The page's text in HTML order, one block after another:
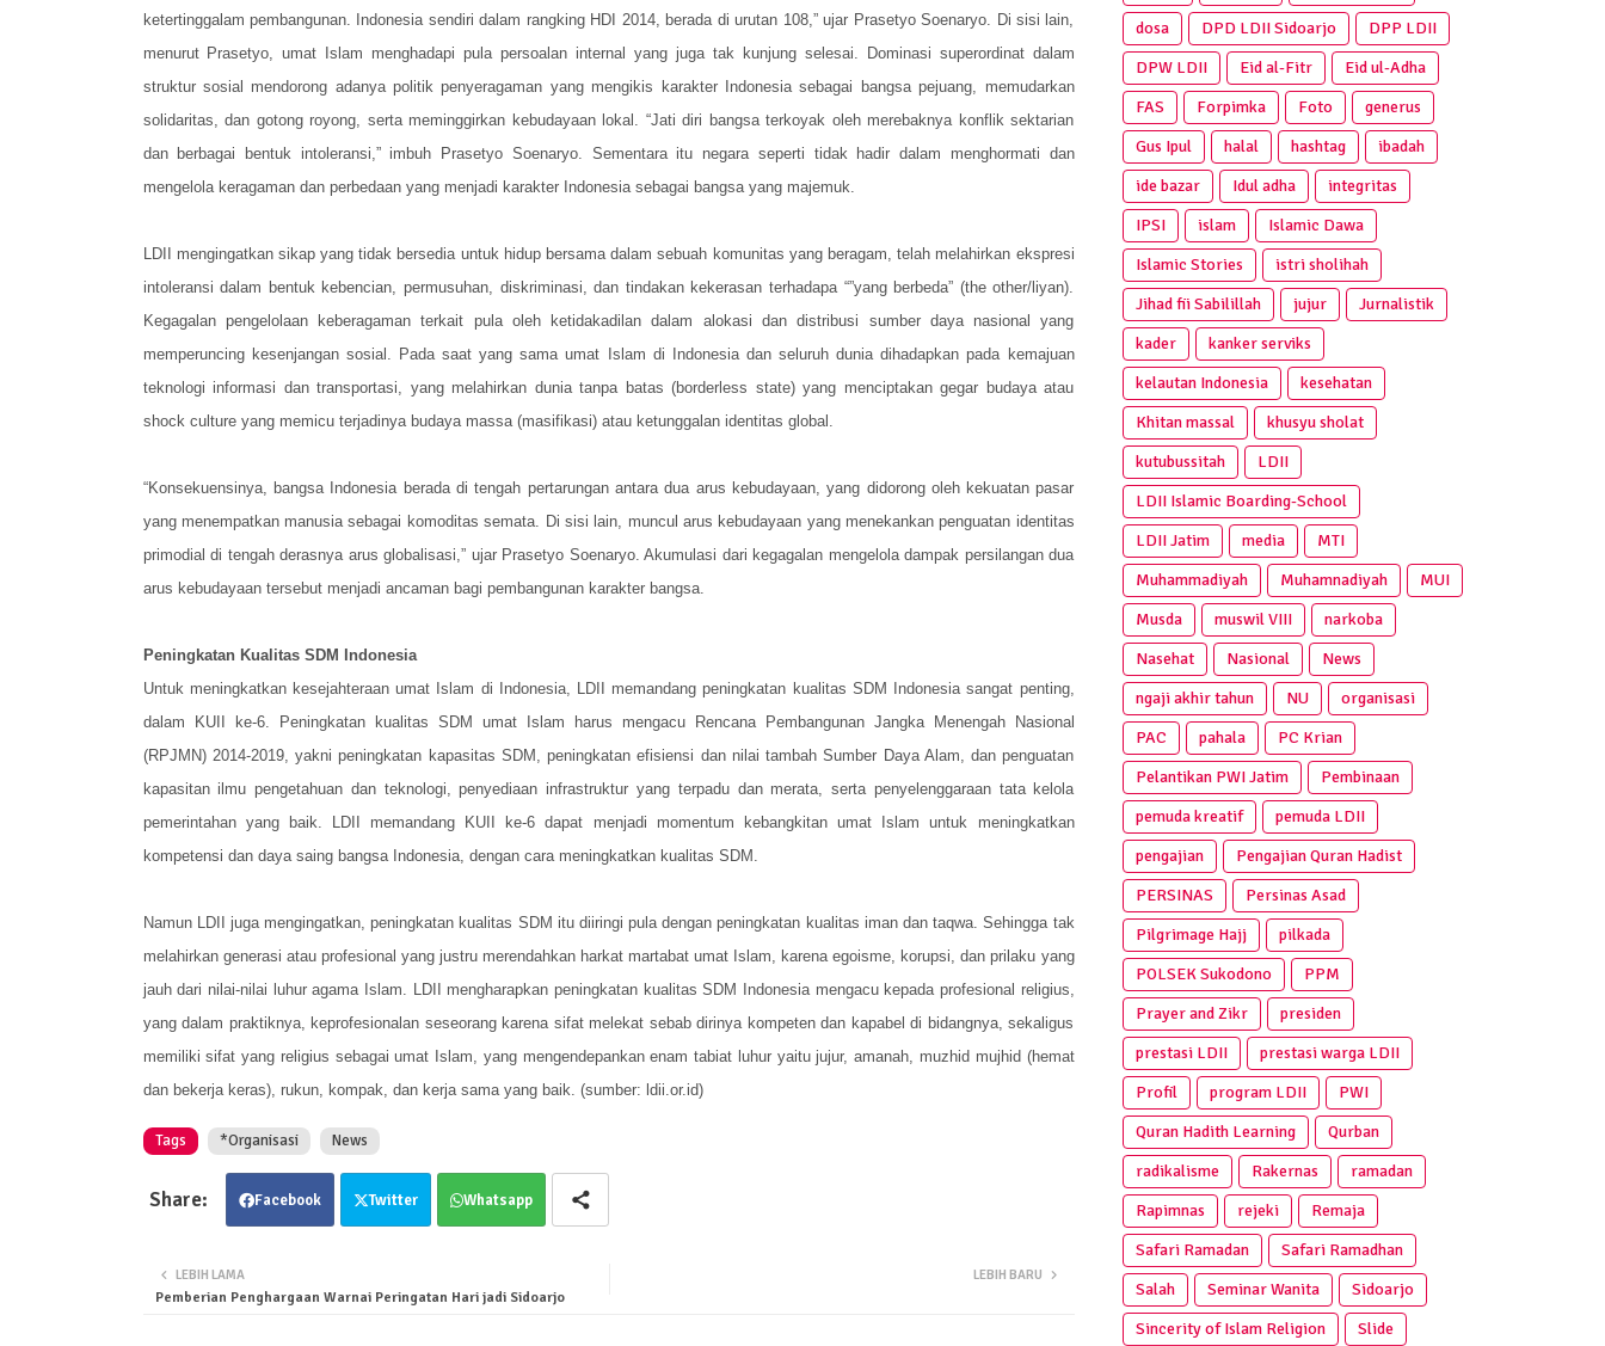
ketertinggalam pembangunan. Indonesia sendiri dalam rangking HDI 2014, berada di urutan 108,” ujar Prasetyo Soenaryo. Di sisi lain,
menurut Prasetyo, umat Islam menghadapi pula persoalan internal yang juga tak kunjung selesai. Dominasi superordinat dalam
struktur sosial mendorong adanya politik penyeragaman yang mengikis karakter Indonesia sebagai bangsa pejuang, memudarkan
solidaritas, dan gotong royong, serta meminggirkan kebudayaan lokal. “Jati diri bangsa terkoyak oleh merebaknya konflik sektarian
dan berbagai bentuk intoleransi,” imbuh Prasetyo Soenaryo. Sementara itu negara seperti tidak hadir dalam menghormati dan
mengelola keragaman dan perbedaan yang menjadi karakter Indonesia sebagai bangsa yang majemuk.
LDII mengingatkan sikap yang tidak bersedia untuk hidup bersama dalam sebuah komunitas yang beragam, telah melahirkan ekspresi
intoleransi dalam bentuk kebencian, permusuhan, diskriminasi, dan tindakan kekerasan terhadapa “”yang berbeda” (the other/liyan).
Kegagalan pengelolaan keberagaman terkait pula oleh ketidakadilan dalam alokasi dan distribusi sumber daya nasional yang
memperuncing kesenjangan sosial. Pada saat yang sama umat Islam di Indonesia dan seluruh dunia dihadapkan pada kemajuan
teknologi informasi dan transportasi, yang melahirkan dunia tanpa batas (borderless state) yang menciptakan gegar budaya atau
shock culture yang memicu terjadinya budaya massa (masifikasi) atau ketunggalan identitas global.
“Konsekuensinya, bangsa Indonesia berada di tengah pertarungan antara dua arus kebudayaan, yang didorong oleh kekuatan pasar
yang menempatkan manusia sebagai komoditas semata. Di sisi lain, muncul arus kebudayaan yang menekankan penguatan identitas
primodial di tengah derasnya arus globalisasi,” ujar Prasetyo Soenaryo. Akumulasi dari kegagalan mengelola dampak persilangan dua
arus kebudayaan tersebut menjadi ancaman bagi pembangunan karakter bangsa.
Peningkatan Kualitas SDM Indonesia
Untuk meningkatkan kesejahteraan umat Islam di Indonesia, LDII memandang peningkatan kualitas SDM Indonesia sangat penting,
dalam KUII ke-6. Peningkatan kualitas SDM umat Islam harus mengacu Rencana Pembangunan Jangka Menengah Nasional
(RPJMN) 2014-2019, yakni peningkatan kapasitas SDM, peningkatan efisiensi dan nilai tambah Sumber Daya Alam, dan penguatan
kapasitan ilmu pengetahuan dan teknologi, penyediaan infrastruktur yang terpadu dan merata, serta penyelenggaraan tata kelola
pemerintahan yang baik. LDII memandang KUII ke-6 dapat menjadi momentum kebangkitan umat Islam untuk meningkatkan
kompetensi dan daya saing bangsa Indonesia, dengan cara meningkatkan kualitas SDM.
Namun LDII juga mengingatkan, peningkatan kualitas SDM itu diiringi pula dengan peningkatan kualitas iman dan taqwa. Sehingga tak
melahirkan generasi atau profesional yang justru merendahkan harkat martabat umat Islam, karena egoisme, korupsi, dan prilaku yang
jauh dari nilai-nilai luhur agama Islam. LDII mengharapkan peningkatan kualitas SDM Indonesia mengacu kepada profesional religius,
yang dalam praktiknya, keprofesionalan seseorang karena sifat melekat sebab dirinya kompeten dan kapabel di bidangnya, sekaligus
memiliki sifat yang religius sebagai umat Islam, yang mengendepankan enam tabiat luhur yaitu jujur, amanah, muzhid mujhid (hemat
dan bekerja keras), rukun, kompak, dan kerja sama yang baik. (sumber: ldii.or.id)
Tags *Organisasi News
Facebook Twitter Whatsapp
LEBIH BARU
LEBIH LAMA
Pemberian Penghargaan Warnai Peringatan Hari jadi Sidoarjo
dosa
DPD LDII Sidoarjo
DPP LDII
DPW LDII
Eid al-Fitr
Eid ul-Adha
FAS
Forpimka Foto
generus
Gus Ipul
halal hashtag
ibadah
ide bazar
Idul adha
integritas
IPSI
islam
Islamic Dawa
Islamic Stories
istri sholihah
Jihad fii Sabilillah
jujur
Jurnalistik
kader
kanker serviks
kelautan Indonesia
kesehatan
Khitan massal
khusyu sholat
kutubussitah
LDII
LDII Islamic Boarding-School
LDII Jatim
media
MTI
Muhammadiyah
Muhamnadiyah
MUI
Musda
muswil VIII
narkoba
Nasehat
Nasional
News
ngaji akhir tahun
NU
organisasi
PAC
pahala
PC Krian
Pelantikan PWI Jatim
Pembinaan
pemuda kreatif
pemuda LDII
pengajian
Pengajian Quran Hadist
PERSINAS
Persinas Asad
Pilgrimage Hajj
pilkada
POLSEK Sukodono
PPM
Prayer and Zikr
presiden
prestasi LDII
prestasi warga LDII
Profil
program LDII
PWI
Quran Hadith Learning
Qurban
radikalisme
Rakernas
ramadan
Rapimnas
rejeki
Remaja
Safari Ramadan
Safari Ramadhan
Salah
Seminar Wanita
Sidoarjo
Sincerity of Islam Religion
Slide